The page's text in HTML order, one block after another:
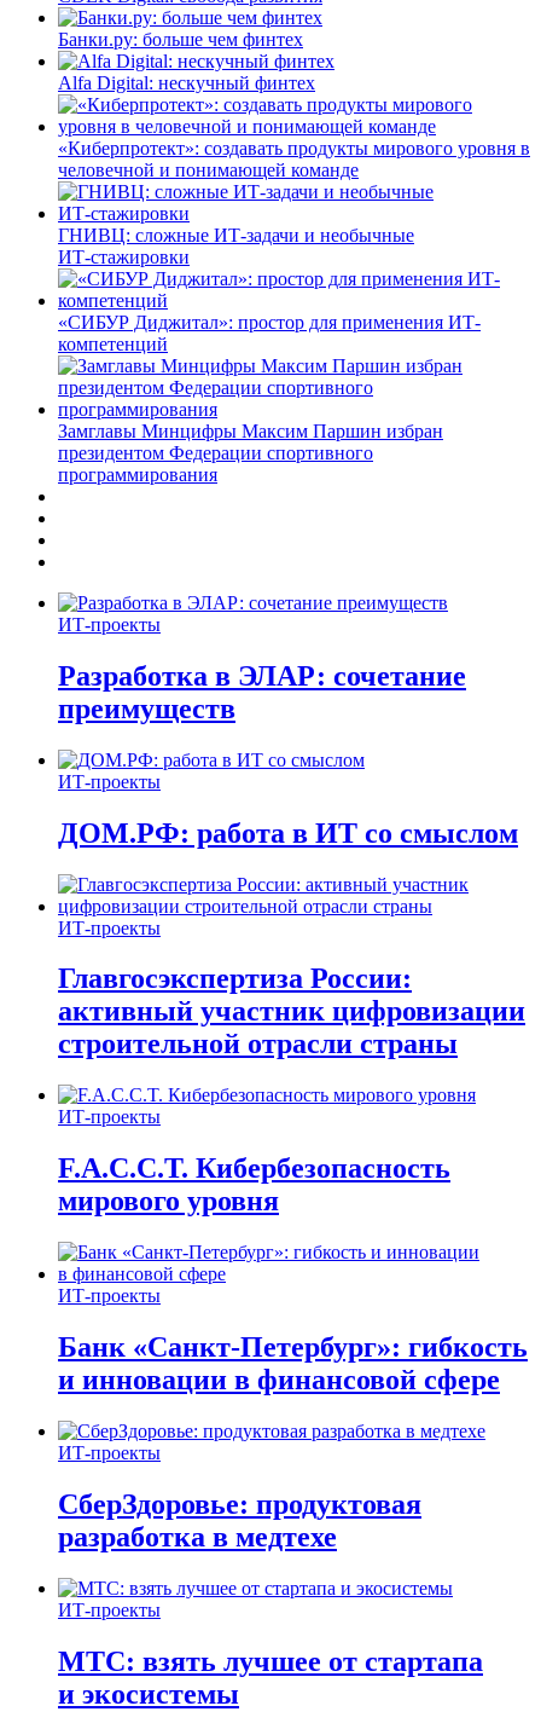
Банки.ру: больше чем финтех
Alfa Digital: нескучный финтех
«Киберпротект»: создавать продукты мирового уровня в
человечной и понимающей команде
ГНИВЦ: сложные ИТ‑задачи и необычные
ИТ‑стажировки
«СИБУР Диджитал»: простор для применения ИТ-
компетенций
Замглавы Минцифры Максим Паршин избран
президентом Федерации спортивного
программирования
ИТ-проекты
Разработка в ЭЛАР: сочетание
преимуществ
ИТ-проекты
ДОМ.РФ: работа в ИТ со смыслом
ИТ-проекты
Главгосэкспертиза России:
активный участник цифровизации
строительной отрасли страны
ИТ-проекты
F.A.C.C.T. Кибербезопасность
мирового уровня
ИТ-проекты
Банк «Санкт-Петербург»: гибкость
и инновации в финансовой сфере
ИТ-проекты
СберЗдоровье: продуктовая
разработка в медтехе
ИТ-проекты
МТС: взять лучшее от стартапа
и экосистемы